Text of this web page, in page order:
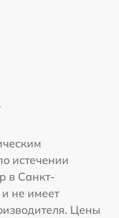
истечении
в Санкт-
не имеет
Цены